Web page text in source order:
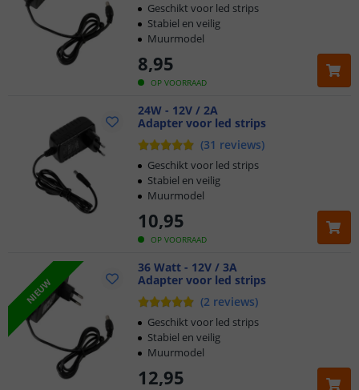
OP VOORRAAD
8,95
Geschikt voor led strips
Stabiel en veilig
Muurmodel
24W - 12V / 2A
Adapter voor led strips
(31 reviews)
OP VOORRAAD
10,95
Geschikt voor led strips
Stabiel en veilig
Muurmodel
NIEUW
36 Watt - 12V / 3A
Adapter voor led strips
(2 reviews)
12,95
Geschikt voor led strips
Stabiel en veilig
Muurmodel